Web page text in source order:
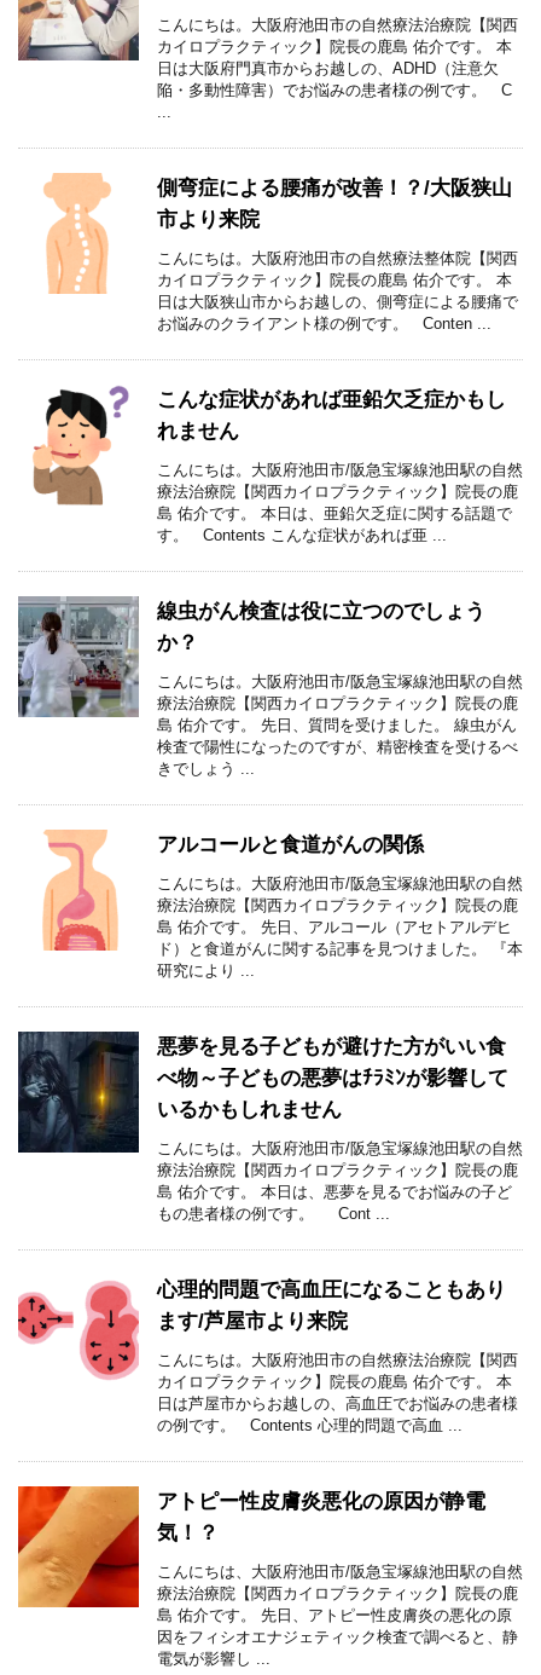
こんにちは。大阪府池田市の自然療法治療院【関西
カイロプラクティック】院長の鹿島 佑介です。 本
日は大阪府門真市からお越しの、ADHD（注意欠
陥・多動性障害）でお悩みの患者様の例です。 C
...
側弯症による腰痛が改善！？/大阪狭山
市より来院
こんにちは。大阪府池田市の自然療法整体院【関西
カイロプラクティック】院長の鹿島 佑介です。 本
日は大阪狭山市からお越しの、側弯症による腰痛で
お悩みのクライアント様の例です。 Conten ...
こんな症状があれば亜鉛欠乏症かもし
れません
こんにちは。大阪府池田市/阪急宝塚線池田駅の自然
療法治療院【関西カイロプラクティック】院長の鹿
島 佑介です。 本日は、亜鉛欠乏症に関する話題で
す。 Contents こんな症状があれば亜 ...
線虫がん検査は役に立つのでしょう
か？
こんにちは。大阪府池田市/阪急宝塚線池田駅の自然
療法治療院【関西カイロプラクティック】院長の鹿
島 佑介です。 先日、質問を受けました。 線虫がん
検査で陽性になったのですが、精密検査を受けるべ
きでしょう ...
アルコールと食道がんの関係
こんにちは。大阪府池田市/阪急宝塚線池田駅の自然
療法治療院【関西カイロプラクティック】院長の鹿
島 佑介です。 先日、アルコール（アセトアルデヒ
ド）と食道がんに関する記事を見つけました。 『本
研究により ...
悪夢を見る子どもが避けた方がいい食
べ物～子どもの悪夢はﾁﾗﾐﾝが影響して
いるかもしれません
こんにちは。大阪府池田市/阪急宝塚線池田駅の自然
療法治療院【関西カイロプラクティック】院長の鹿
島 佑介です。 本日は、悪夢を見るでお悩みの子ど
もの患者様の例です。 Cont ...
心理的問題で高血圧になることもあり
ます/芦屋市より来院
こんにちは。大阪府池田市の自然療法治療院【関西
カイロプラクティック】院長の鹿島 佑介です。 本
日は芦屋市からお越しの、高血圧でお悩みの患者様
の例です。 Contents 心理的問題で高血 ...
アトピー性皮膚炎悪化の原因が静電
気！？
こんにちは、大阪府池田市/阪急宝塚線池田駅の自然
療法治療院【関西カイロプラクティック】院長の鹿
島 佑介です。 先日、アトピー性皮膚炎の悪化の原
因をフィシオエナジェティック検査で調べると、静
電気が影響し ...